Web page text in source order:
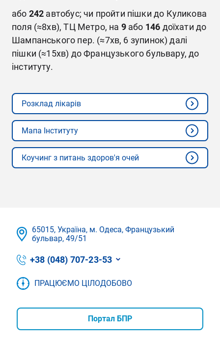
або 242 автобус; чи пройти пішки до Куликова
поля (≈8хв), ТЦ Метро, на 9або 146 доїхати до
Шампанського пер. (≈7хв, 6 зупинок) далі
пішки (≈15хв) до Французького бульвару, до
інституту.
Розклад лікарів
Мапа Інституту
Коучинг з питань здоров'я очей
65015, Україна, м. Одеса, Французький
бульвар, 49/51
+38 (048) 707-23-53
ПРАЦЮЄМО ЦІЛОДОБОВО
Портал БПР